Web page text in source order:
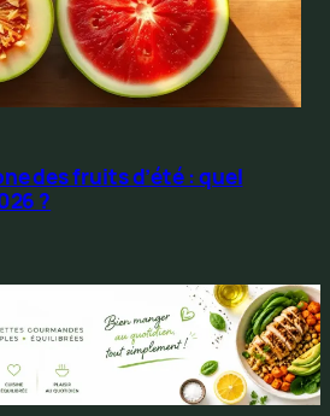
des fruits d’été : quel
?